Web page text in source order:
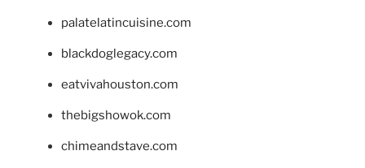
palatelatincuisine.com
blackdoglegacy.com
eatvivahouston.com
thebigshowok.com
chimeandstave.com